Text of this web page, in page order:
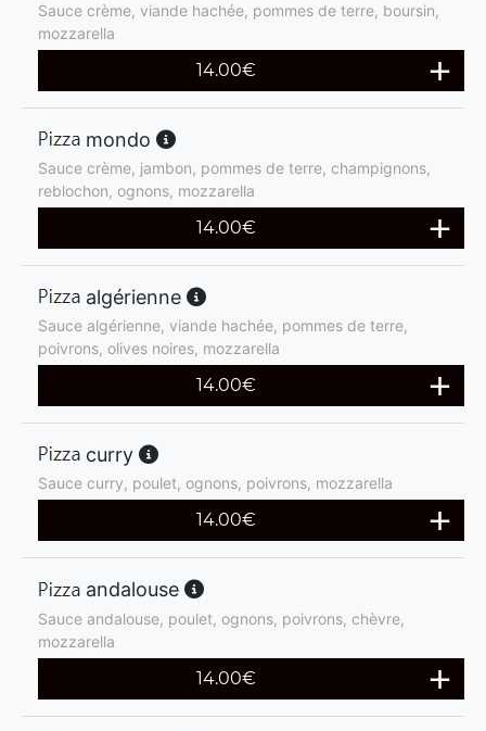
Sauce crème, viande hachée, pommes de terre, boursin,
mozzarella
14.00€
mondo
Sauce crème, jambon, pommes de terre, champignons,
reblochon, ognons, mozzarella
14.00€
algérienne
Sauce algérienne, viande hachée, pommes de terre,
poivrons, olives noires, mozzarella
14.00€
curry
Sauce curry, poulet, ognons, poivrons, mozzarella
14.00€
andalouse
Sauce andalouse, poulet, ognons, poivrons, chèvre,
mozzarella
14.00€